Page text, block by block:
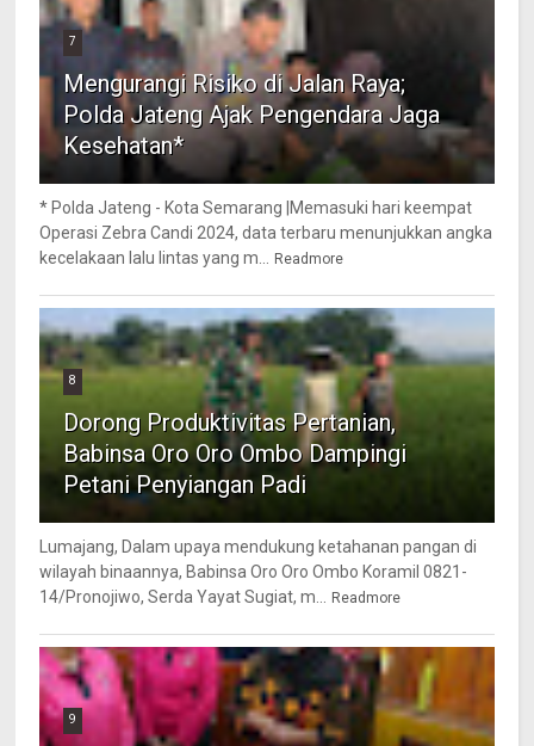
7
Mengurangi Risiko di Jalan Raya;
Polda Jateng Ajak Pengendara Jaga
Kesehatan*
* Polda Jateng - Kota Semarang |Memasuki hari keempat
Operasi Zebra Candi 2024, data terbaru menunjukkan angka
kecelakaan lalu lintas yang m... Readmore
8
Dorong Produktivitas Pertanian,
Babinsa Oro Oro Ombo Dampingi
Petani Penyiangan Padi
Lumajang, Dalam upaya mendukung ketahanan pangan di
wilayah binaannya, Babinsa Oro Oro Ombo Koramil 0821-
14/Pronojiwo, Serda Yayat Sugiat, m... Readmore
9